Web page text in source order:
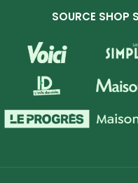
SOURCE SHOP